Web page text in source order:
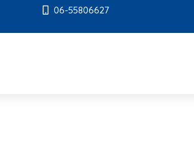
06-55806627